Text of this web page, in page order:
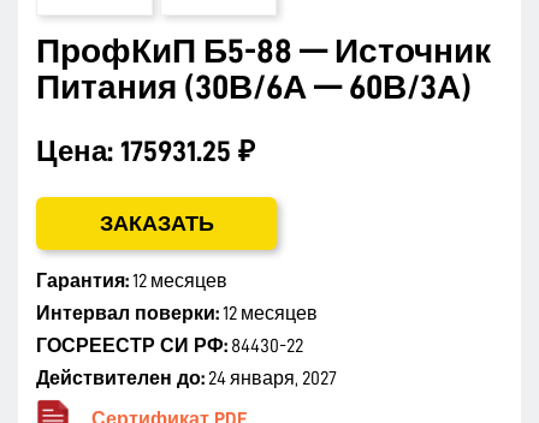
ПрофКиП Б5-88 — Источник
Питания (30В/6А — 60В/3А)
Цена: 175931.25 ₽
ЗАКАЗАТЬ
Гарантия:12 месяцев
Интервал поверки:12 месяцев
ГОСРЕЕСТР СИ РФ: 84430-22
Действителен до: 24 января, 2027
Сертификат PDF